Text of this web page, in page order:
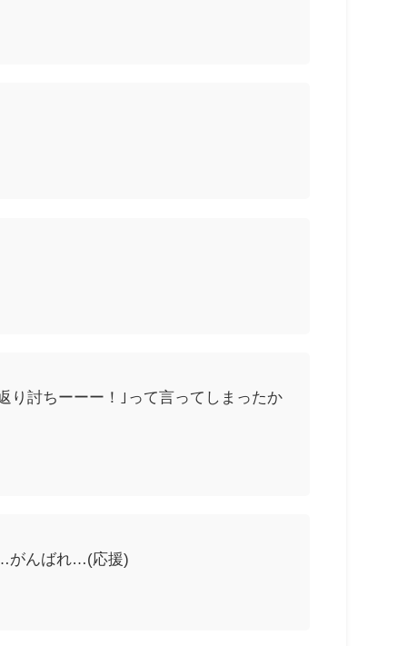
討ちーーー！｣って言ってしまったか
…がんばれ…(応援)